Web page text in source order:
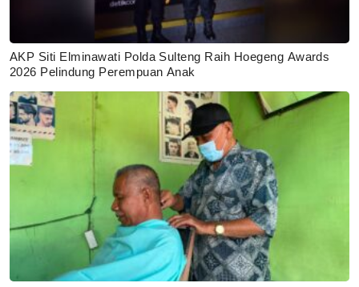
AKP Siti Elminawati Polda Sulteng Raih Hoegeng Awards
2026 Pelindung Perempuan Anak